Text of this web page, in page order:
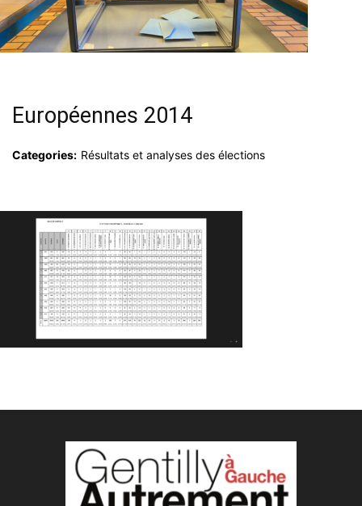
Européennes 2014
Categories: Résultats et analyses des élections